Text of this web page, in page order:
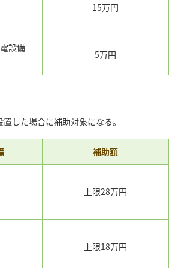
15万円
設備
5万円
した場合に補助対象になる。
補助額
上限28万円
上限18万円